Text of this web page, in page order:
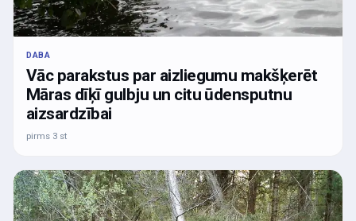
DABA
Vāc parakstus par aizliegumu makšķerēt
Māras dīķī gulbju un citu ūdensputnu
aizsardzībai
pirms 3 st